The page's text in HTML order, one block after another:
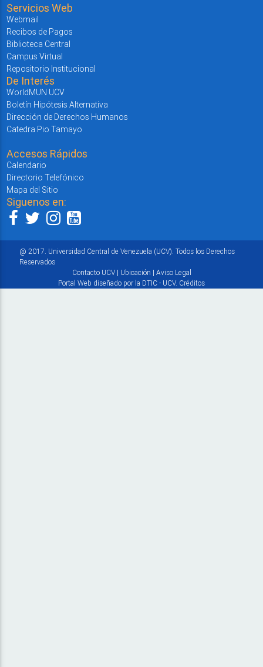
Servicios Web
Webmail
Recibos de Pagos
Biblioteca Central
Campus Virtual
Repositorio Institucional
De Interés
WorldMUN UCV
Boletín Hipótesis Alternativa
Dirección de Derechos Humanos
Catedra Pio Tamayo
Accesos Rápidos
Calendario
Directorio Telefónico
Mapa del Sitio
Siguenos en:
@ 2017. Universidad Central de Venezuela (UCV). Todos los Derechos
Reservados
Contacto UCV| Ubicación | Aviso Legal
Portal Web diseñado por la DTIC - UCV. Créditos